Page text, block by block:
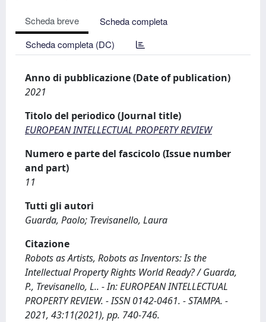
Scheda breve
Scheda completa
Scheda completa (DC)
Anno di pubblicazione (Date of publication)
2021
Titolo del periodico (Journal title)
EUROPEAN INTELLECTUAL PROPERTY REVIEW
Numero e parte del fascicolo (Issue number
and part)
11
Tutti gli autori
Guarda, Paolo; Trevisanello, Laura
Citazione
Robots as Artists, Robots as Inventors: Is the
Intellectual Property Rights World Ready? / Guarda,
P., Trevisanello, L.. - In: EUROPEAN INTELLECTUAL
PROPERTY REVIEW. - ISSN 0142-0461. - STAMPA. -
2021, 43:11(2021), pp. 740-746.